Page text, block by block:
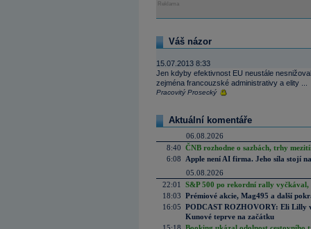
Reklama
Váš názor
15.07.2013 8:33
Jen kdyby efektivnost EU neustále
zejména francouzské administrativy a elity ...
Pracovitý Prosecký
Aktuální komentáře
06.08.2026
8:40 ČNB rozhodne o sazbách, trhy
6:08
Apple není AI firma. Jeho síla stojí
05.08.2026
22:01
S&P 500 po rekordní rally vyčkával,
18:03 Prémiové akcie, Mag495 a další
16:05 PODCAST ROZHOVORY: Eli Lilly
Kunové teprve na začátku